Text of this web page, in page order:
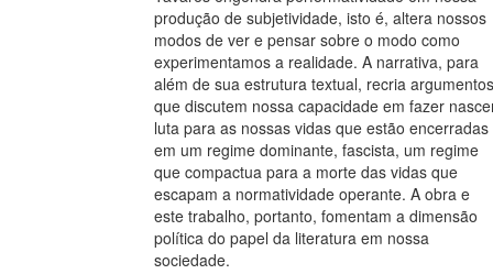
produção de subjetividade, isto é, altera nossos
modos de ver e pensar sobre o modo como
experimentamos a realidade. A narrativa, para
além de sua estrutura textual, recria argumentos
que discutem nossa capacidade em fazer
luta para as nossas vidas que estão encerradas
em um regime dominante, fascista, um regime
que compactua para a morte das vidas que
escapam a normatividade operante. A obra e
este trabalho, portanto, fomentam a dimensão
política do papel da literatura em nossa
sociedade.